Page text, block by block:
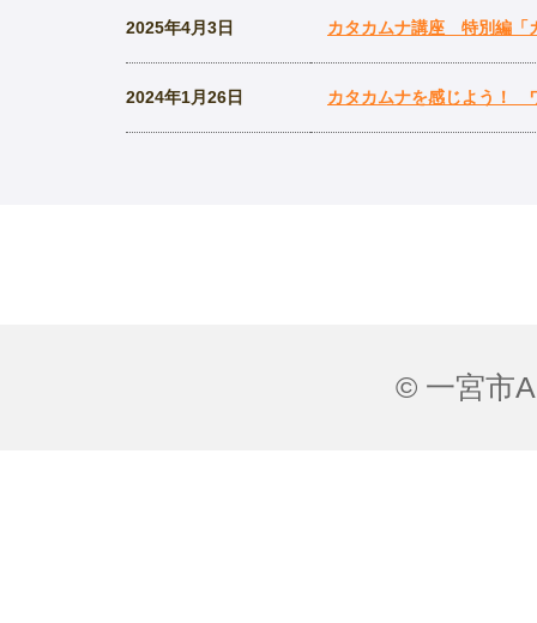
2025年4月3日 カタカムナ講座 特別編「
2024年1月26日 カタカムナを感じよう！
© 一宮市